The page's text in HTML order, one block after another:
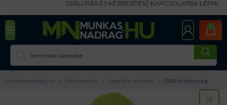
SZÁLLÍTÁS ÉS KÉZBESÍTÉS KAPCSOLATBA LÉPNI
0
Munkasnadrag.hu Munkaruha Speciális ruházat SBS biztonság